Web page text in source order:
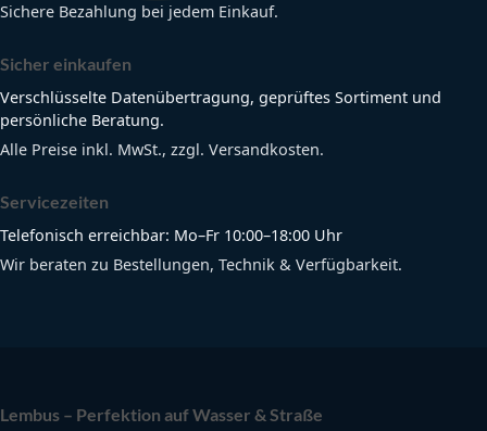
Sichere Bezahlung bei jedem Einkauf.
Sicher einkaufen
Verschlüsselte Datenübertragung, geprüftes Sortiment und
persönliche Beratung.
Alle Preise inkl. MwSt., zzgl. Versandkosten.
Servicezeiten
Telefonisch erreichbar: Mo–Fr 10:00–18:00 Uhr
Wir beraten zu Bestellungen, Technik & Verfügbarkeit.
Lembus – Perfektion auf Wasser & Straße